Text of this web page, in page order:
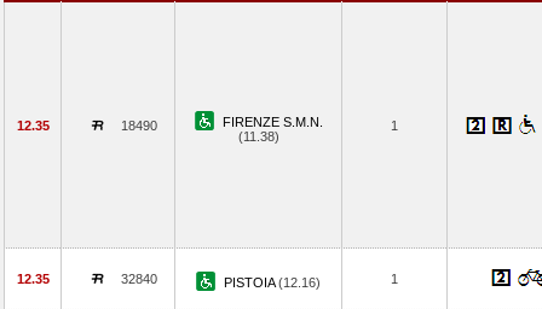
12.35 18490
FIRENZE S.M.N.
(11.38)
1
12.35 32840 PISTOIA(12.16) 1